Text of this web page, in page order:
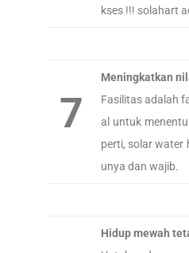
kses !!! solahart
7
Meningkatkan
Fasilitas adalah
al untuk
perti, solar water
unya dan wajib.
Hidup mewah